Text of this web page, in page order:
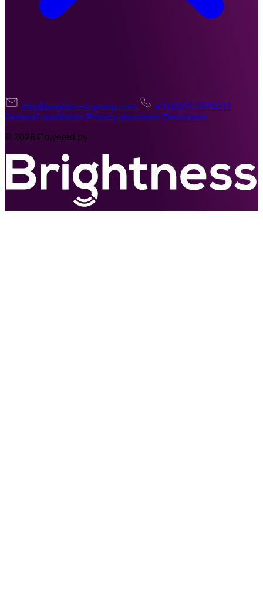
info@brightness-group.com
+31(0)23-5574211
General conditions Privacy statement Disclaimer
© 2026 Powered by